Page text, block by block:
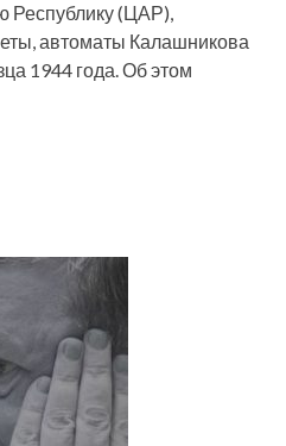
Республику (ЦАР),
автоматы Калашникова
1944 года. Об этом